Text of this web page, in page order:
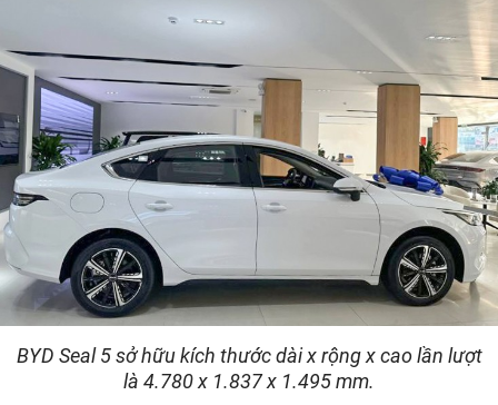
BYD Seal 5 sở hữu kích thước dài x rộng x cao lần lượt
là 4.780 x 1.837 x 1.495 mm.